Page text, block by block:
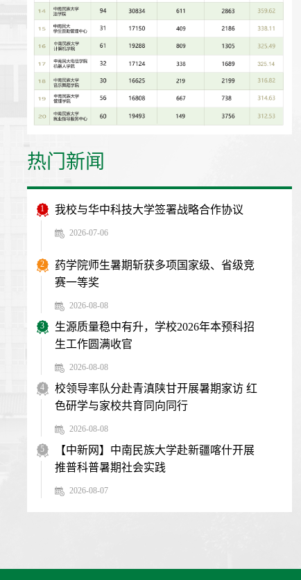
热门新闻
1 我校与华中科技大学签署战略合作协议
2026-07-06
2
药学院师生暑期斩获多项国家级、省级竞
赛一等奖
2026-08-08
3
生源质量稳中有升，学校2026年本预科招
生工作圆满收官
2026-08-08
4
校领导率队分赴青滇陕甘开展暑期家访 红
色研学与家校共育同向同行
2026-08-08
5
【中新网】中南民族大学赴新疆喀什开展
推普科普暑期社会实践
2026-08-07